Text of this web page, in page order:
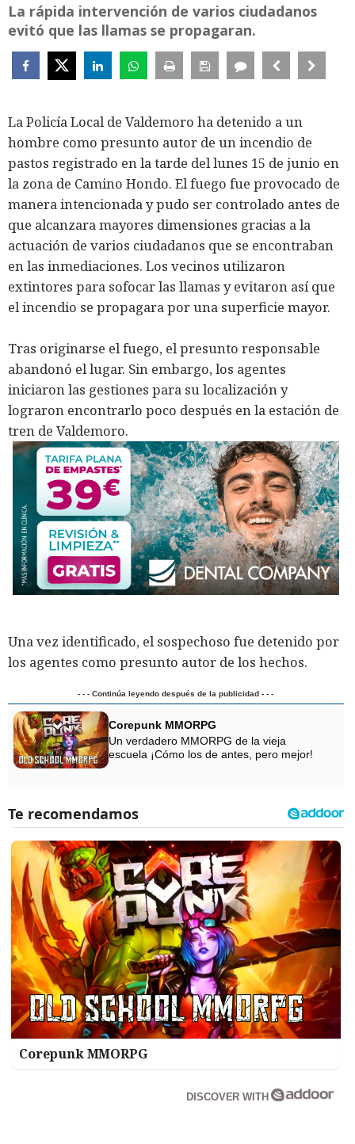
La rápida intervención de varios ciudadanos
evitó que las llamas se propagaran.
La Policía Local de Valdemoro ha detenido a un
hombre como presunto autor de un incendio de
pastos registrado en la tarde del lunes 15 de junio en
la zona de Camino Hondo. El fuego fue provocado de
manera intencionada y pudo ser controlado antes de
que alcanzara mayores dimensiones gracias a la
actuación de varios ciudadanos que se encontraban
en las inmediaciones. Los vecinos utilizaron
extintores para sofocar las llamas y evitaron así que
el incendio se propagara por una superficie mayor.
Tras originarse el fuego, el presunto responsable
abandonó el lugar. Sin embargo, los agentes
iniciaron las gestiones para su localización y
lograron encontrarlo poco después en la estación de
tren de Valdemoro.
Una vez identificado, el sospechoso fue detenido por
los agentes como presunto autor de los hechos.
- - - Continúa leyendo después de la publicidad - - -
Corepunk MMORPG
Un verdadero MMORPG de la vieja
escuela ¡Cómo los de antes, pero mejor!
Corepunk MMORPG
DISCOVER WITH